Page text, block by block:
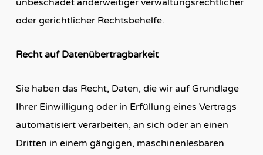
unbeschadet anderweitiger verwaltungsrechtlicher
oder gerichtlicher Rechtsbehelfe.
Recht auf Datenübertragbarkeit
Sie haben das Recht, Daten, die wir auf Grundlage
Ihrer Einwilligung oder in Erfüllung eines Vertrags
automatisiert verarbeiten, an sich oder an einen
Dritten in einem gängigen, maschinenlesbaren